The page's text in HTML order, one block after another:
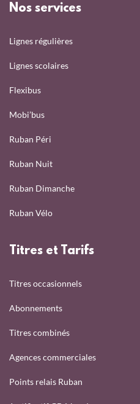
Nos services
Lignes régulières
Lignes scolaires
Flexibus
Mobi’bus
Ruban Péri
Ruban Nuit
Ruban Dimanche
Ruban Vélo
Titres et Tarifs
Titres occasionnels
Abonnements
Titres combinés
Agences commerciales
Points relais Ruban